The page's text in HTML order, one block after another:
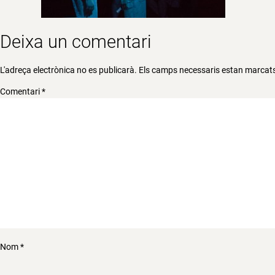
Deixa un comentari
L'adreça electrònica no es publicarà. Els camps necessaris estan
Comentari*
Nom*